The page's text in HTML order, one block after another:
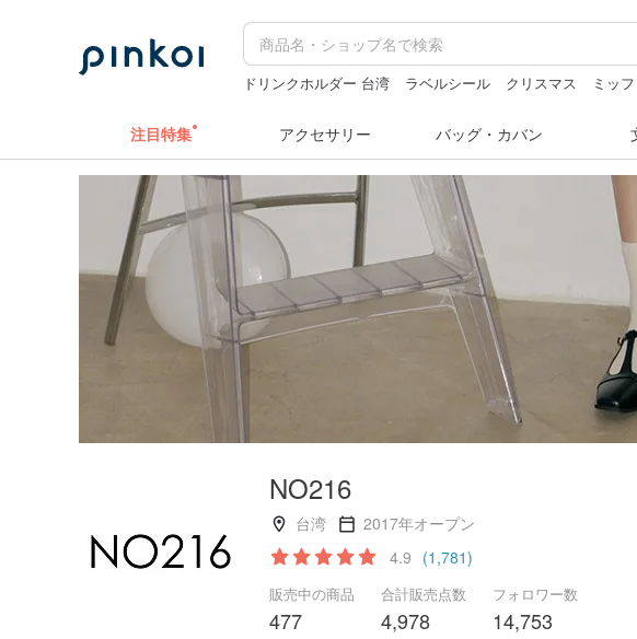
ドリンクホルダー 台湾 ラベルシール クリスマス
ミッ
注目特集 アクセサリー バッグ・カバン
NO216
台湾
2017年オープン
4.9 (1,781)
販売中の商品
477
合計販売点数
4,978
フォロワー数
14,753